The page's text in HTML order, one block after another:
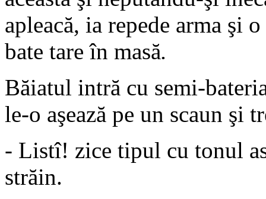
apleacă, ia repede arma şi
bate tare în masă.
Băiatul intră cu semi-
le-o aşează pe un scaun şi
- Listî! zice tipul cu tonul
străin.